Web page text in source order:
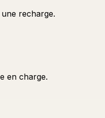
recharge.
en charge.